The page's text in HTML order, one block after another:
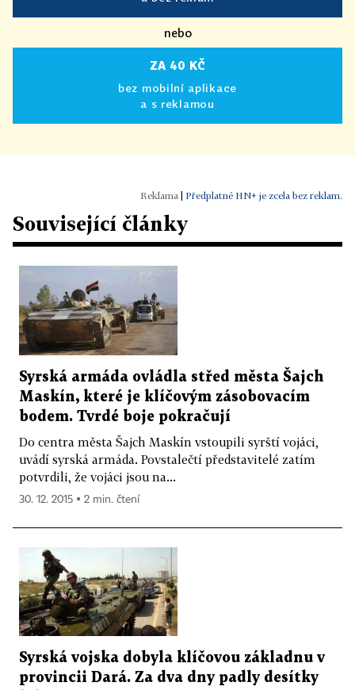
nebo
ZA 40 KČ
bez mobilní aplikace
a s reklamou
Předplatné HN+ je zcela bez reklam.
Související články
Syrská armáda ovládla střed města Šajch
Maskín, které je klíčovým zásobovacím
bodem. Tvrdé boje pokračují
Do centra města Šajch Maskín vstoupili syrští vojáci,
uvádí syrská armáda. Povstalečtí představitelé zatím
potvrdili, že vojáci jsou na...
30. 12. 2015 ▪ 2 min. čtení
Syrská vojska dobyla klíčovou základnu v
provincii Dará. Za dva dny padly desítky